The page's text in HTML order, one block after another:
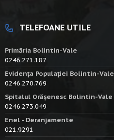
TELEFOANE UTILE
Primăria Bolintin-Vale
0246.271.187
Evidența Populației Bolintin-Vale
0246.270.769
Spitalul Orășenesc Bolintin-Vale
0246.273.049
Enel - Deranjamente
021.9291